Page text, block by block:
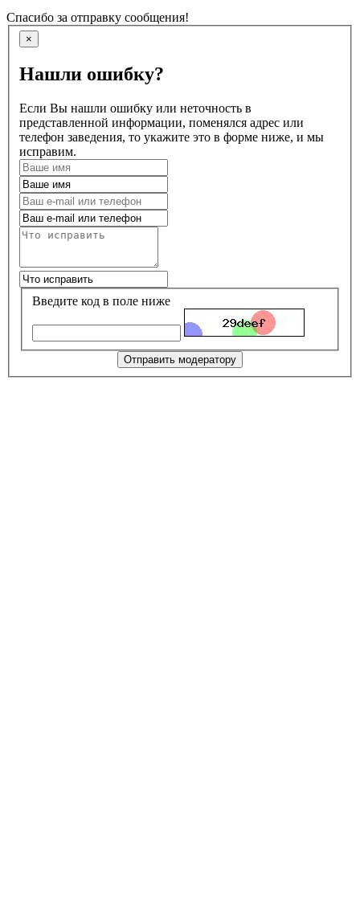
Спасибо за отправку сообщения!
×
Нашли ошибку?
Если Вы нашли ошибку или неточность в
представленной информации, поменялся адрес или
телефон заведения, то укажите это в форме ниже, и мы
исправим.
Введите код в поле ниже
Отправить модератору